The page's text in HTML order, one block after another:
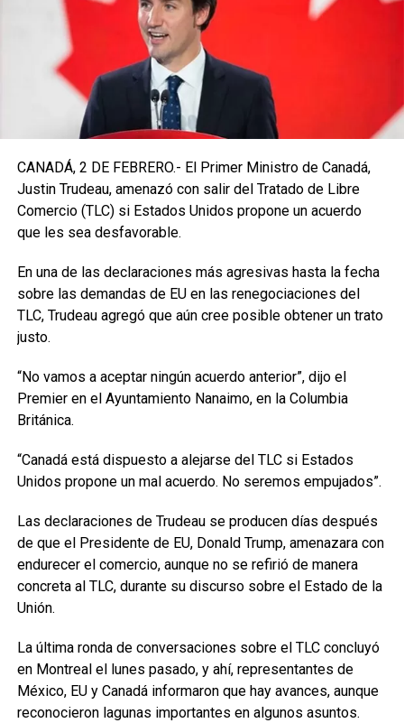
CANADÁ, 2 DE FEBRERO.- El Primer Ministro de Canadá,
Justin Trudeau, amenazó con salir del Tratado de Libre
Comercio (TLC) si Estados Unidos propone un acuerdo
que les sea desfavorable.
En una de las declaraciones más agresivas hasta la fecha
sobre las demandas de EU en las renegociaciones del
TLC, Trudeau agregó que aún cree posible obtener un trato
justo.
“No vamos a aceptar ningún acuerdo anterior”, dijo el
Premier en el Ayuntamiento Nanaimo, en la Columbia
Británica.
“Canadá está dispuesto a alejarse del TLC si Estados
Unidos propone un mal acuerdo. No seremos empujados”.
Las declaraciones de Trudeau se producen días después
de que el Presidente de EU, Donald Trump, amenazara con
endurecer el comercio, aunque no se refirió de manera
concreta al TLC, durante su discurso sobre el Estado de la
Unión.
La última ronda de conversaciones sobre el TLC concluyó
en Montreal el lunes pasado, y ahí, representantes de
México, EU y Canadá informaron que hay avances, aunque
reconocieron lagunas importantes en algunos asuntos.